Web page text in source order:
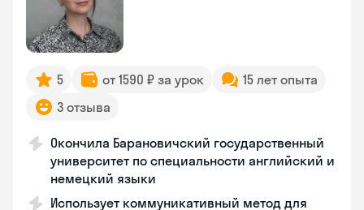
5 от 1590 ₽ за урок
15 лет опыта
3 отзыва
Окончила Барановичский государственный
университет по специальности английский и
немецкий языки
Использует коммуникативный метод для